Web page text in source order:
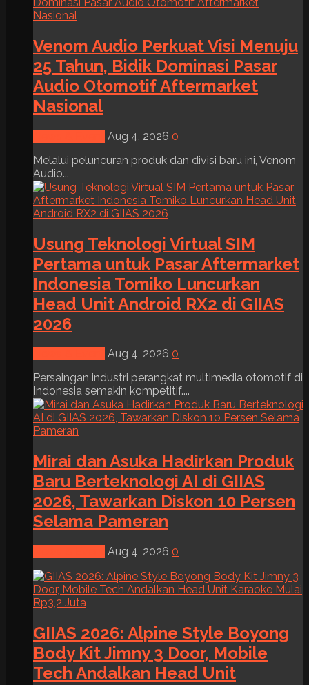
Venom Audio Perkuat Visi Menuju
25 Tahun, Bidik Dominasi Pasar
Audio Otomotif Aftermarket
Nasional
Aug 4, 2026 0
Melalui peluncuran produk dan divisi baru ini, Venom
Audio...
Usung Teknologi Virtual SIM
Pertama untuk Pasar Aftermarket
Indonesia Tomiko Luncurkan
Head Unit Android RX2 di GIIAS
2026
Aug 4, 2026 0
Persaingan industri perangkat multimedia otomotif di
Indonesia semakin kompetitif....
Mirai dan Asuka Hadirkan Produk
Baru Berteknologi AI di GIIAS
2026, Tawarkan Diskon 10 Persen
Selama Pameran
Aug 4, 2026 0
GIIAS 2026: Alpine Style Boyong
Body Kit Jimny 3 Door, Mobile
Tech Andalkan Head Unit